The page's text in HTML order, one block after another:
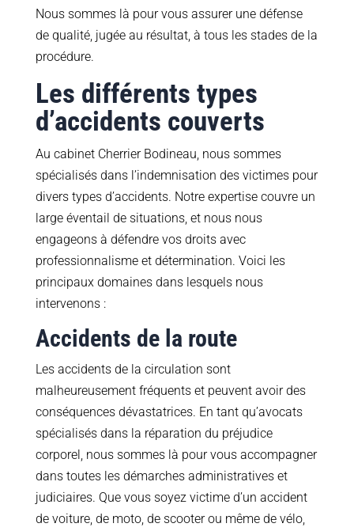
Nous sommes là pour vous assurer une défense
de qualité, jugée au résultat, à tous les stades de la
procédure.
Les différents types
d’accidents couverts
Au cabinet Cherrier Bodineau, nous sommes
spécialisés dans l’indemnisation des victimes pour
divers types d’accidents. Notre expertise couvre un
large éventail de situations, et nous nous
engageons à défendre vos droits avec
professionnalisme et détermination. Voici les
principaux domaines dans lesquels nous
intervenons :
Accidents de la route
Les accidents de la circulation sont
malheureusement fréquents et peuvent avoir des
conséquences dévastatrices. En tant qu’avocats
spécialisés dans la réparation du préjudice
corporel, nous sommes là pour vous accompagner
dans toutes les démarches administratives et
judiciaires. Que vous soyez victime d’un accident
de voiture, de moto, de scooter ou même de vélo,